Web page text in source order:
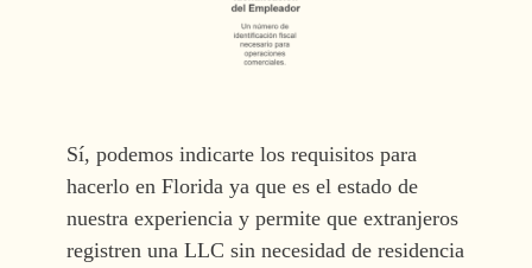
Sí, podemos indicarte los requisitos para
hacerlo en Florida ya que es el estado de
nuestra experiencia y permite que extranjeros
registren una LLC sin necesidad de residencia